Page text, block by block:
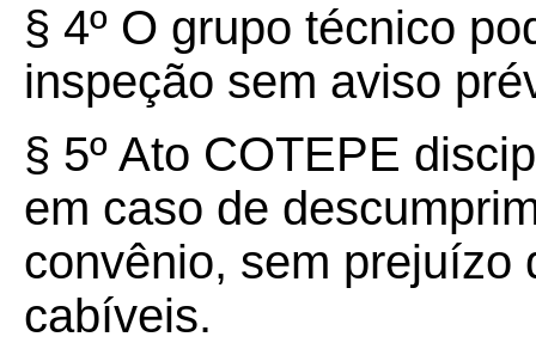
§ 4º O grupo técnico
inspeção sem aviso
§ 5º Ato COTEPE
em caso de
convênio, sem prejuízo
cabíveis.